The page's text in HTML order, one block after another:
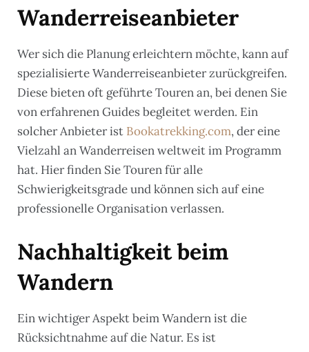
Wanderreiseanbieter
Wer sich die Planung erleichtern möchte, kann auf
spezialisierte Wanderreiseanbieter zurückgreifen.
Diese bieten oft geführte Touren an, bei denen Sie
von erfahrenen Guides begleitet werden. Ein
solcher Anbieter ist Bookatrekking.com, der eine
Vielzahl an Wanderreisen weltweit im Programm
hat. Hier finden Sie Touren für alle
Schwierigkeitsgrade und können sich auf eine
professionelle Organisation verlassen.
Nachhaltigkeit beim
Wandern
Ein wichtiger Aspekt beim Wandern ist die
Rücksichtnahme auf die Natur. Es ist